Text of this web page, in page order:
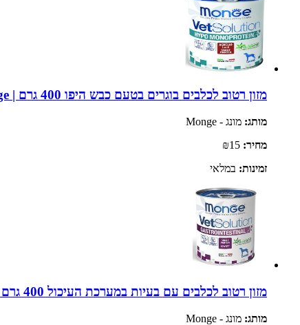
מזון רטוב לכלבים בוגרים בטעם כבש היפו 400 גרם | Monge
מותג: מונג - Monge
מחיר:
זמינות: במלאי
מזון רטוב לכלבים עם בעיות במערכת העיכול 400 גרם | Monge Vet Solution Gastrointestinal
מותג: מונג - Monge